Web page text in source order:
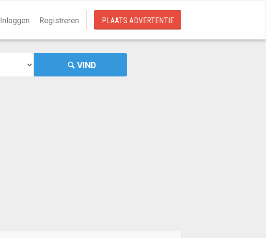
Inloggen Registreren PLAATS ADVERTENTIE
VIND